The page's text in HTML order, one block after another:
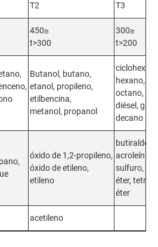
T2 T3
450≥
t>300
300≥
t>200
Butanol, butano,
etanol, propileno,
etilbencina,
metanol, propanol
hexano,
octano,
diésel,
decano
óxido de 1,2-propileno,
óxido de etileno,
etileno
acroleína,
sulfuro,
éter,
éter
acetileno